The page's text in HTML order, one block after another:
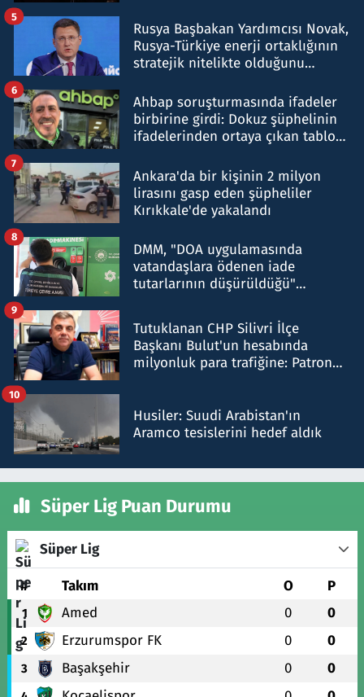
Rusya Başbakan Yardımcısı Novak,
Rusya-Türkiye enerji ortaklığının
stratejik nitelikte olduğunu
5
Ahbap soruşturmasında ifadeler
birbirine girdi: Dokuz şüphelinin
ifadelerinden ortaya çıkan tablo
6
Ankara'da bir kişinin 2 milyon
lirasını gasp eden şüpheliler
Kırıkkale'de yakalandı
7
DMM, "DOA uygulamasında
vatandaşlara ödenen iade
tutarlarının düşürüldüğü"
8
Tutuklanan CHP Silivri İlçe
Başkanı Bulut'un hesabında
milyonluk para trafiğine: Patron
9
Husiler: Suudi Arabistan'ın
Aramco tesislerini hedef aldık
10
Süper Lig Puan Durumu
Süper Lig
# Takım O P
1 Amed 0 0
2 Erzurumspor FK 0 0
3 Başakşehir 0 0